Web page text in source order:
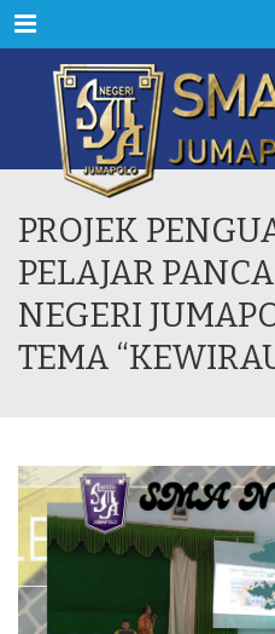
Menu
PROJEK
PELAJAR
NEGERI
TEMA